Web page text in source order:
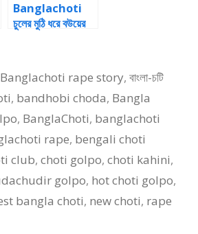
Banglachoti
চুলের মুঠি ধরে বউয়ের
Banglachoti rape story,বাংলা-চটি
, bandhobi choda, Bangla
, BanglaChoti, banglachoti
rape, bengali choti
club, choti golpo, choti kahini,
golpo, hot choti golpo,
bangla choti, new choti, rape